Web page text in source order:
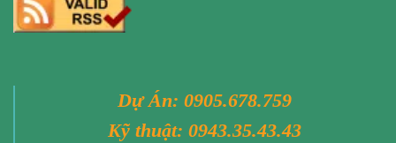
Dự Án: 0905.678.759
Kỹ thuật: 0943.35.43.43